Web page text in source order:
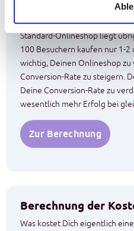
Die durchschnittliche
Standard-Onlineshop liegt
100 Besuchern kaufen nur 1-
wichtig, Deinen Onlineshop zu
Conversion-Rate zu steigern.
Deine Conversion-Rate zu
wesentlich mehr Erfolg bei
Zur Berechnung
Berechnung der
Was kostet Dich eigentlich